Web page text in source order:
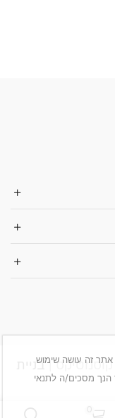
בנייתאתר זה עושה שימוש